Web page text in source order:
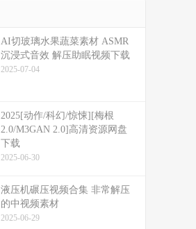
​​AI切玻璃水果蔬菜素材 ASMR
沉浸式音效 解压助眠视频下载
2025-07-04
2025[动作/科幻/惊悚][梅根
2.0/M3GAN 2.0]高清资源网盘
下载
2025-06-30
液压机碾压视频合集 非常解压
的中视频素材
2025-06-29